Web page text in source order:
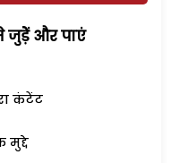
जुड़ेें और पाएं
कंटेंट
मुद्दे